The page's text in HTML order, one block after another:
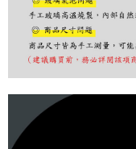
是否繳費成功／繳費後需
客戶支援中心」 https://
【注意事項】
１．透過由恩沛科技股份
易，需依本服務之必要範
權轉讓予恩沛科技股份有
２．關於個人資料處理事
https://aftee.tw/terms/
３．未成年的使用者請事